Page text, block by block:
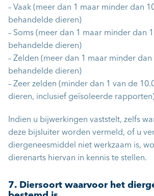
– Vaak (meer dan 1 maar minder dan
behandelde dieren)
– Soms (meer dan 1 maar minder dan
behandelde dieren)
– Zelden (meer dan 1 maar minder
behandelde dieren)
– Zeer zelden (minder dan 1 van de
dieren, inclusief geïsoleerde
Indien u bijwerkingen vaststelt, zelfs
deze bijsluiter worden vermeld, of u
diergeneesmiddel niet werkzaam is,
dierenarts hiervan in kennis te stellen.
7. Diersoort waarvoor het